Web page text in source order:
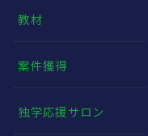
教材
案件獲得
独学応援サロン